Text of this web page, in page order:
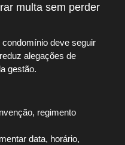
multa sem perder
deve seguir
alegações de
gestão.
regimento
data, horário,